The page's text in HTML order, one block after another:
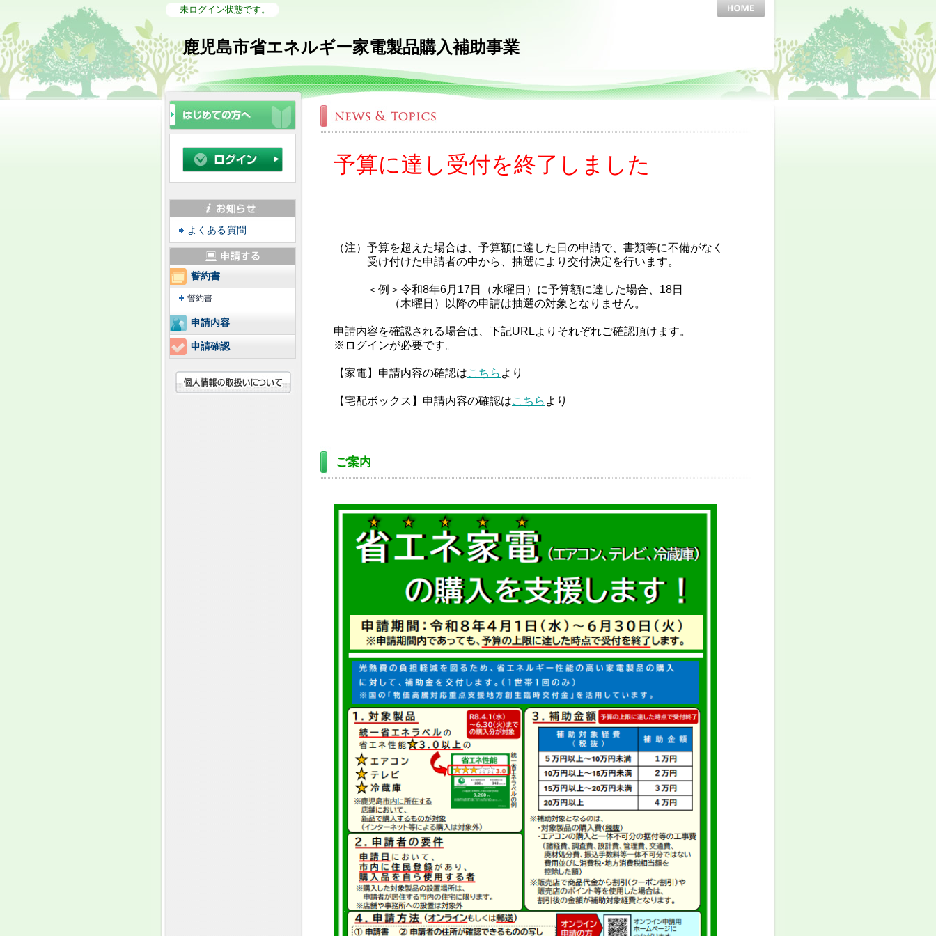
未ログイン状態です。
鹿児島市省エネルギー家電製品購入補助事業
よくある質問
誓約書
誓約書
申請内容
申請確認
予算に達し受付を終了しました
（注）予算を超えた場合は、予算額に達した日の申請で、書類等に不備がなく
受け付けた申請者の中から、抽選により交付決定を行います。
＜例＞令和8年6月17日（水曜日）に予算額に達した場合、18日
（木曜日）以降の申請は抽選の対象となりません。
申請内容を確認される場合は、下記URLよりそれぞれご確認頂けます。
※ログインが必要です。
【家電】申請内容の確認はこちら より
【宅配ボックス】申請内容の確認はこちら より
ご案内